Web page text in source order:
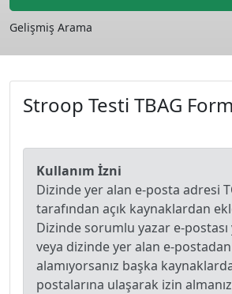
Gelişmiş Arama
Stroop Testi TBAG
Kullanım İzni
Dizinde yer alan e-posta adresi
tarafından açık kaynaklardan
Dizinde sorumlu yazar e-postası
veya dizinde yer alan e-
alamıyorsanız başka
postalarına ulaşarak izin